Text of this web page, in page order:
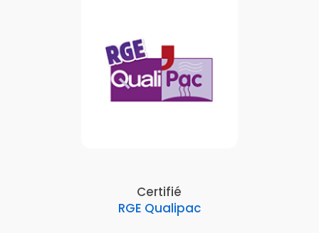
Certifié
RGE Qualipac